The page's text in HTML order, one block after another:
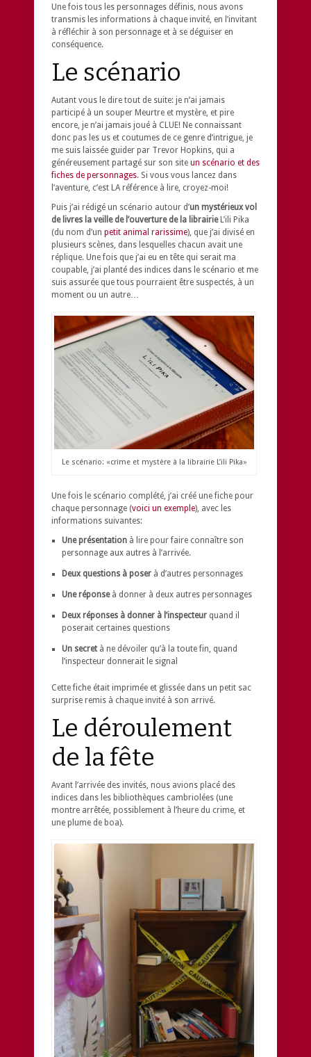
Une fois tous les personnages définis, nous avons
transmis les informations à chaque invité, en l’invitant
à réfléchir à son personnage et à se déguiser en
conséquence.
Le scénario
Autant vous le dire tout de suite: je n’ai jamais
participé à un souper Meurtre et mystère, et pire
encore, je n’ai jamais joué à CLUE! Ne connaissant
donc pas les us et coutumes de ce genre d’intrigue, je
me suis laissée guider par Trevor Hopkins, qui a
généreusement partagé sur son site un scénario et des
fiches de personnages. Si vous vous lancez dans
l’aventure, c’est LA référence à lire, croyez-moi!
Puis j’ai rédigé un scénario autour d’un mystérieux vol
de livres la veille de l’ouverture de la librairieL’ili Pika
(du nom d’un petit animal rarissime), que j’ai divisé en
plusieurs scènes, dans lesquelles chacun avait une
réplique. Une fois que j’ai eu en tête qui serait ma
coupable, j’ai planté des indices dans le scénario et me
suis assurée que tous pourraient être suspectés, à un
moment ou un autre…
Le scénario: «crime et mystère à la librairie L’ili Pika»
Une fois le scénario complété, j’ai créé une fiche pour
chaque personnage (voici un exemple), avec les
informations suivantes:
Une présentation à lire pour faire connaître son
personnage aux autres à l’arrivée.
Deux questions à poser à d’autres personnages
Une réponseà donner à deux autres personnages
Deux réponses à donner à l’inspecteur quand il
poserait certaines questions
Un secret à ne dévoiler qu’à la toute fin, quand
l’inspecteur donnerait le signal
Cette fiche était imprimée et glissée dans un petit sac
surprise remis à chaque invité à son arrivé.
Le déroulement
de la fête
Avant l’arrivée des invités, nous avions placé des
indices dans les bibliothèques cambriolées (une
montre arrêtée, possiblement à l’heure du crime, et
une plume de boa).